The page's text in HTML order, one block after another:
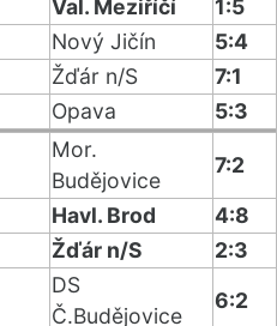
Val. Meziříčí
1:5
Nový Jičín
5:4
Žďár n/S
7:1
Opava 5:3
Mor.
Budějovice
7:2
Havl. Brod
4:8
Žďár n/S
2:3
DS
Č.Budějovice
6:2